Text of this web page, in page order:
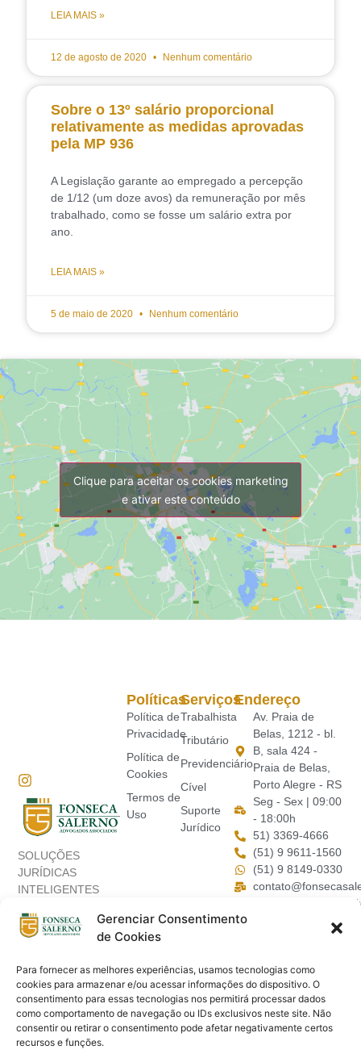
Gerenciar Consentimento
de Cookies
Para fornecer as melhores experiências, usamos tecnologias como
cookies para armazenar e/ou acessar informações do dispositivo. O
consentimento para essas tecnologias nos permitirá processar dados
como comportamento de navegação ou IDs exclusivos neste site. Não
consentir ou retirar o consentimento pode afetar negativamente certos
recursos e funções.
LEIA MAIS »
12 de agosto de 2020 Nenhum comentário
Sobre o 13º salário proporcional
relativamente as medidas aprovadas
pela MP 936
A Legislação garante ao empregado a percepção
de 1/12 (um doze avos) da remuneração por mês
trabalhado, como se fosse um salário extra por
ano.
LEIA MAIS »
5 de maio de 2020 Nenhum comentário
Clique para aceitar os cookies marketing
e ativar este conteúdo
SOLUÇÕES
JURÍDICAS
INTELIGENTES
COMPETÊNCIA E
TRANSPARÊNCIA
Serviços
Trabalhista
Tributário
Previdenciário
Cível
Suporte
Jurídico
Políticas
Política de
Privacidade
Política de
Cookies
Termos de
Uso
Endereço
Av. Praia de
Belas, 1212 - bl.
B, sala 424 -
Praia de Belas,
Porto Alegre - RS
Seg - Sex | 09:00
- 18:00h
51) 3369-4666
(51) 9 9611-1560
(51) 9 8149-0330